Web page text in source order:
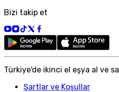
Bizi takip et
Türkiye'de ikinci el eşya al ve
Şartlar ve Koşullar